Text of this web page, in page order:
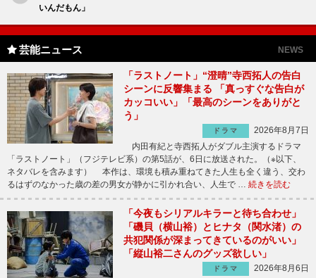
いんだもん」
芸能ニュース NEWS
「ラストノート」“澄晴”寺西拓人の告白
シーンに反響集まる 「真っすぐな告白が
カッコいい」「最高のシーンをありがと
う」
ドラマ
2026年8月7日
内田有紀と寺西拓人がダブル主演するドラマ
「ラストノート」（フジテレビ系）の第5話が、6日に放送された。（※以下、
ネタバレを含みます） 本作は、環境も積み重ねてきた人生も全く違う、交わ
るはずのなかった歳の差の男女が静かに引かれ合い、人生で … 続きを読む
「今夜もシリアルキラーと待ち合わせ」
「磯貝（横山裕）とヒナタ（関水渚）の
共犯関係が深まってきているのがいい」
「縦山裕二さんのグッズ欲しい」
ドラマ
2026年8月6日